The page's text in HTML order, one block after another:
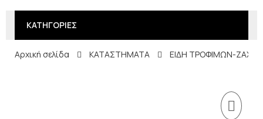
ΚΑΤΗΓΟΡΙΕΣ
Αρχική σελίδα ΚΑΤΑΣΤΗΜΑΤΑ ΕΙΔΗ ΤΡΟΦΙΜΩΝ-